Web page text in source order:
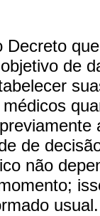
Decreto
de
de
não
usual.